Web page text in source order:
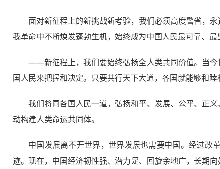
面对新征程上的新挑战新考验，我们必须高度警省，
我革命中不断焕发蓬勃生机，始终成为中国人民最可靠、
——新征程上，我们要始终弘扬全人类共同价值。当今
国人民来把握和决定。只要共行天下大道，各国就能够和
我们将同各国人民一道，弘扬和平、发展、公平、正
动构建人类命运共同体。
中国发展离不开世界，世界发展也需要中国。经过改
迹。现在，中国经济韧性强、潜力足、回旋余地广，长期